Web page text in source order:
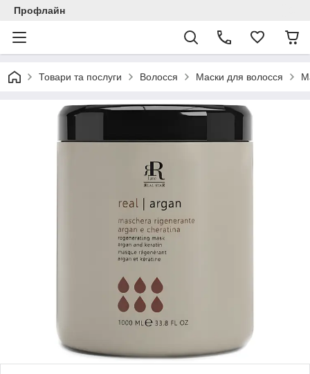
Профлайн
Товари та послуги Волосся Маски для волосся